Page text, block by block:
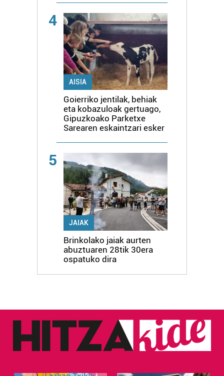
4
AISIA
Goierriko jentilak, behiak
eta kobazuloak gertuago,
Gipuzkoako Parketxe
Sarearen eskaintzari esker
5
JAIAK
Brinkolako jaiak aurten
abuztuaren 28tik 30era
ospatuko dira